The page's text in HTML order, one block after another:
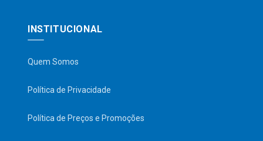
INSTITUCIONAL
Quem Somos
Política de Privacidade
Política de Preços e Promoções